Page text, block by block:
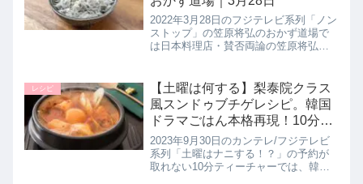
2022年3月28日のフジテレビ系列「ノン
ストップ」の笠原将弘のおかず道場で
は日本料理店・賛否両論の笠原将弘シ
す。>>ノンストップ記事一覧はこちら
▼同日に紹介されたしらす衣...
レシピ
【土曜は何する】梨泰院クラス
風スンドゥブチゲレシピ。韓国
ドラマごはん本格再現！10分テ
ィーチャー｜9月30日
2023年9月30日のカンテレ/フジテレビ
系列「土曜はナニする！？」の予約が
取れない10分ティーチャーでは、韓国